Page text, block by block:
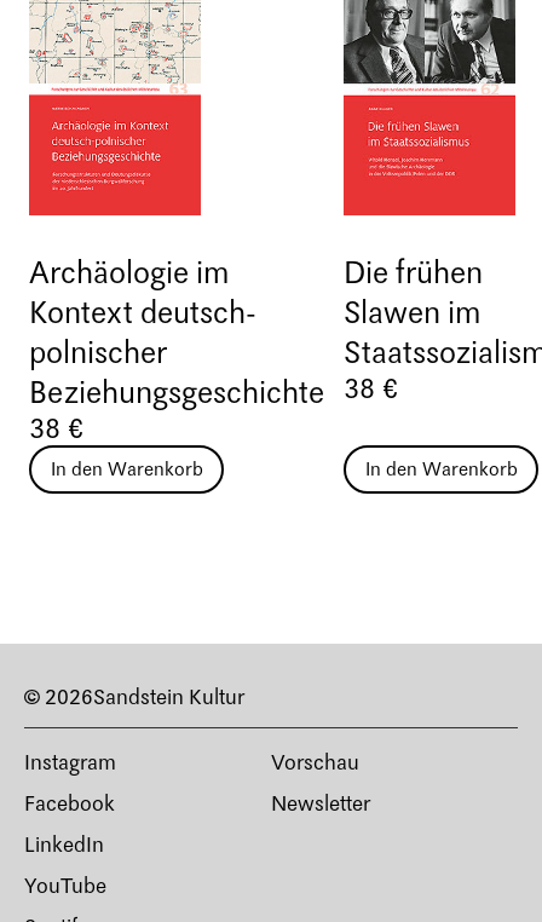
Archäologie im
Kontext deutsch-
polnischer
Beziehungsgeschichte
38 €
In den Warenkorb
Die frühen
Slawen im
38 €
In den Warenkorb
© 2026Sandstein Kultur
Instagram
Facebook
LinkedIn
YouTube
Vorschau
Newsletter